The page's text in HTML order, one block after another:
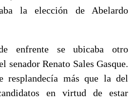
la elección de Abelardo
enfrente se ubicaba otro
senador Renato Sales Gasque.
resplandecía más que la del
en virtud de estar